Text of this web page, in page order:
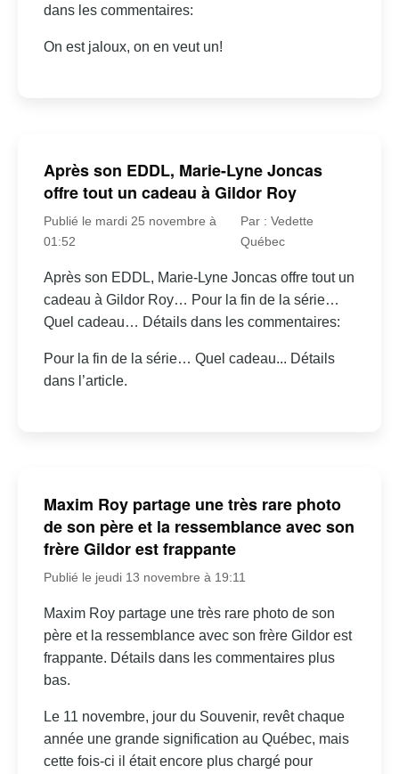
dans les commentaires:
On est jaloux, on en veut un!
Après son EDDL, Marie-Lyne Joncas
offre tout un cadeau à Gildor Roy
Publié le mardi 25 novembre à
01:52
Par : Vedette
Québec
Après son EDDL, Marie-Lyne Joncas offre tout un
cadeau à Gildor Roy… Pour la fin de la série…
Quel cadeau… Détails dans les commentaires:
Pour la fin de la série… Quel cadeau... Détails
dans l’article.
Maxim Roy partage une très rare photo
de son père et la ressemblance avec son
frère Gildor est frappante
Publié le jeudi 13 novembre à 19:11
Maxim Roy partage une très rare photo de son
père et la ressemblance avec son frère Gildor est
frappante. Détails dans les commentaires plus
bas.
Le 11 novembre, jour du Souvenir, revêt chaque
année une grande signification au Québec, mais
cette fois-ci il était encore plus chargé pour